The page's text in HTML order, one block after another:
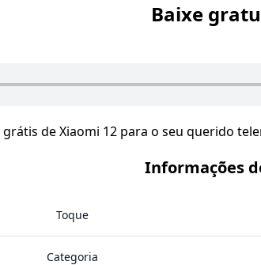
Baixe
de Xiaomi 12 para o seu querido
Informações
Toque
Categoria